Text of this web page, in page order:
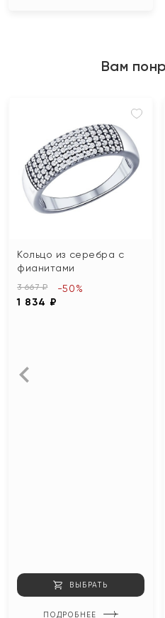
Вам
Кольцо из серебра с
фианитами
3 667 ₽
1 834 ₽
-50%
ВЫБРАТЬ
ПОДРОБНЕЕ